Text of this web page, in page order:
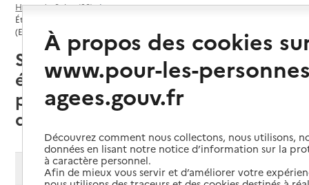
Hauts-de-Seine (92)
Établissement d'hébergement pour personnes âgées dépendantes
(EHPAD)
Suresnes (92150) : liste des 4
établissements d'hébergement
pour personnes âgées
dépendantes (EHPAD)
Modifier ma recherche
À propos des cookies
www.pour-les-
agees.gouv.fr
Découvrez comment nous collectons, nous utilisons,
données en lisant notre notice d’information sur la
à caractère personnel.
Afin de mieux vous servir et d’améliorer votre